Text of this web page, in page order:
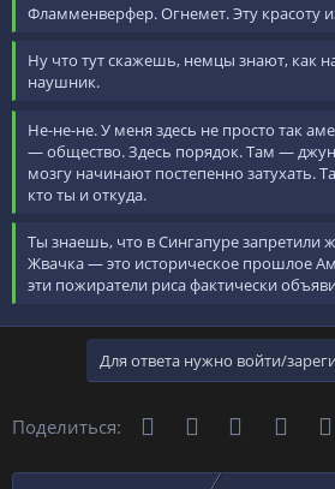
Фламменверфер. Огнемет. Эту красоту
Ну что тут скажешь, немцы знают, как
наушник.
Не-не-не. У меня здесь не просто так
— общество. Здесь порядок. Там —
мозгу начинают постепенно затухать.
кто ты и откуда.
Ты знаешь, что в Сингапуре запретили
Жвачка — это историческое прошлое
эти пожиратели риса фактически
Для ответа нужно войти/
Поделиться: ТелеграмВконтакте